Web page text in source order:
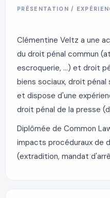
PRÉSENTATION /
Clémentine Veltz a une
du droit pénal commun
escroquerie, ...) et droit
biens sociaux, droit pénal
et dispose d'une
droit pénal de la presse
Diplômée de Common
impacts procéduraux de
(extradition, mandat